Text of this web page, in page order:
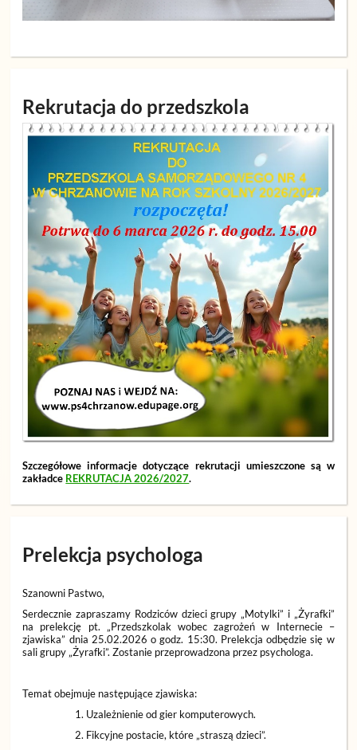
Rekrutacja do przedszkola
Szczegółowe informacje dotyczące rekrutacji umieszczone są w
zakładce REKRUTACJA 2026/2027.
Prelekcja psychologa
Szanowni Pastwo,
Serdecznie zapraszamy Rodziców dzieci grupy „Motylki” i „Żyrafki”
na prelekcję pt. „Przedszkolak wobec zagrożeń w Internecie –
zjawiska” dnia 25.02.2026 o godz. 15:30. Prelekcja odbędzie się w
sali grupy „Żyrafki”. Zostanie przeprowadzona przez psychologa.
Temat obejmuje następujące zjawiska:
Uzależnienie od gier komputerowych.
Fikcyjne postacie, które „straszą dzieci”.